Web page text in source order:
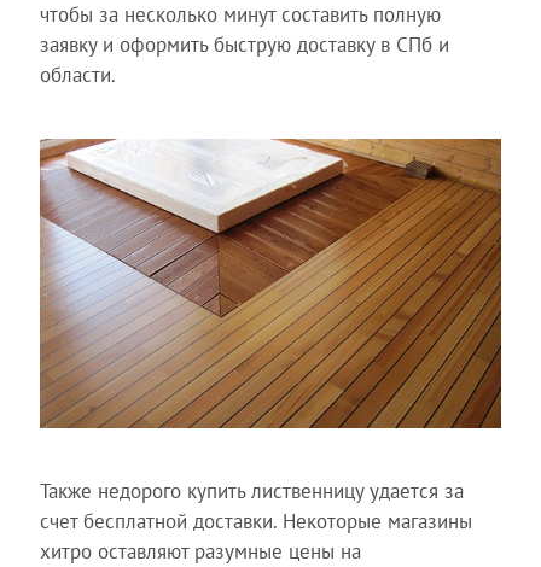
чтобы за несколько минут составить полную
заявку и оформить быструю доставку в СПб и
области.
Также недорого купить лиственницу удается за
счет бесплатной доставки. Некоторые магазины
хитро оставляют разумные цены на